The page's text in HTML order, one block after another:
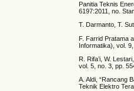
Panitia Teknis
6197:2011, no.
T. Darmanto, T.
F. Farrid Pratama
Informatika), vol.
R. Rifa’i, W.
vol. 5, no. 3, pp.
A. Aldi, “Rancang
Teknik Elektro